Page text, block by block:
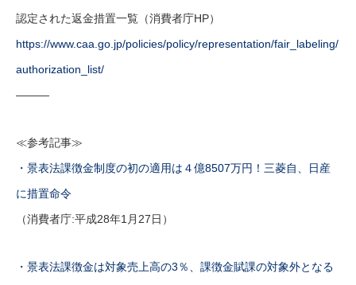
認定された返金措置一覧（消費者庁HP）
https://www.caa.go.jp/policies/policy/representation/fair_labeling/
authorization_list/
———
≪参考記事≫
・景表法課徴金制度の初の適用は４億8507万円！三菱自、日産
に措置命令
（消費者庁:平成28年1月27日）
・景表法課徴金は対象売上高の3％、課徴金賦課の対象外となる